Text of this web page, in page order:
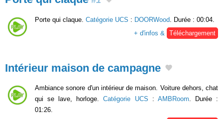
Porte qui claque. Catégorie UCS : DOORWood . Durée : 00:04.
+ d'infos &
Téléchargement
Intérieur maison de campagne
Ambiance sonore d'un intérieur de maison. Voiture dehors, chat
qui se lave, horloge.Catégorie UCS : AMBRoom. Durée :
01:26.